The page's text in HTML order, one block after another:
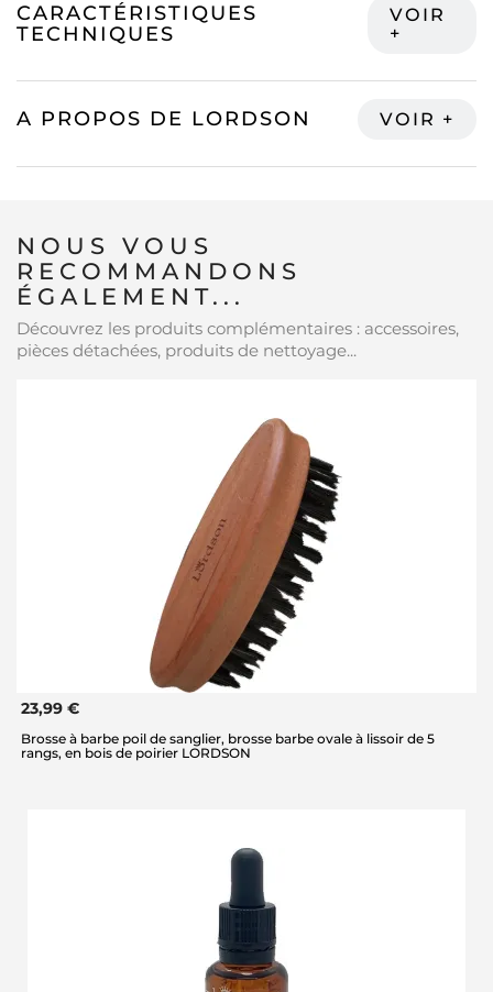
CARACTÉRISTIQUES
TECHNIQUES
A PROPOS DE LORDSON
NOUS VOUS
RECOMMANDONS
ÉGALEMENT...
Découvrez les produits complémentaires : accessoires,
pièces détachées, produits de nettoyage...
23,99 €
Brosse à barbe poil de sanglier, brosse barbe ovale à lissoir de 5
rangs, en bois de poirier LORDSON